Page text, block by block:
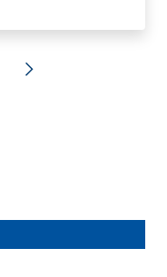
Successiva »